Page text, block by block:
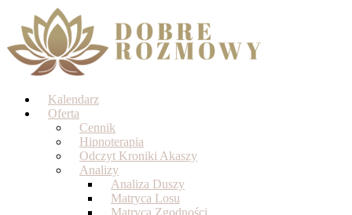
content
Kalendarz
Oferta
Cennik
Hipnoterapia
Odczyt Kroniki Akaszy
Analizy
Analiza Duszy
Matryca Losu
Matryca Zgodności